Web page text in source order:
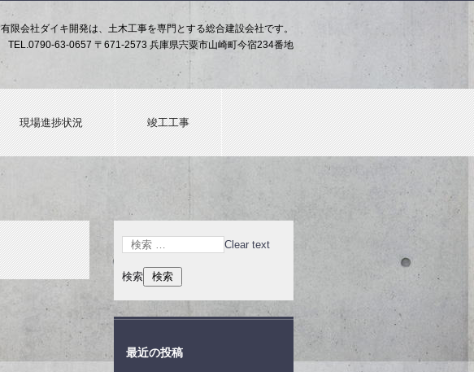
有限会社ダイキ開発は、土木工事を専門とする総合建設会社です。
TEL. 0790-63-0657 〒671-2573 兵庫県宍粟市山崎町今宿234番地
現場進捗状況 竣工工事
Clear text
検索
最近の投稿